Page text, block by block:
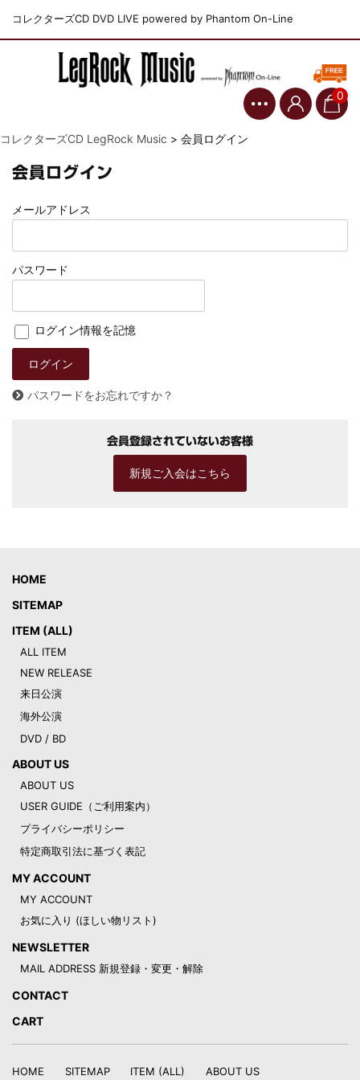
コレクターズCD DVD LIVE powered by Phantom On-Line
0
コレクターズCD LegRock Music > 会員ログイン
会員ログイン
メールアドレス
パスワード
ログイン情報を記憶
パスワードをお忘れですか？
会員登録されていないお客様
新規ご入会はこちら
HOME
SITEMAP
ITEM (ALL)
ALL ITEM
NEW RELEASE
来日公演
海外公演
DVD / BD
ABOUT US
ABOUT US
USER GUIDE（ご利用案内）
プライバシーポリシー
特定商取引法に基づく表記
MY ACCOUNT
MY ACCOUNT
お気に入り (ほしい物リスト)
NEWSLETTER
MAIL ADDRESS 新規登録・変更・解除
CONTACT
CART
HOME SITEMAP ITEM (ALL) ABOUT US